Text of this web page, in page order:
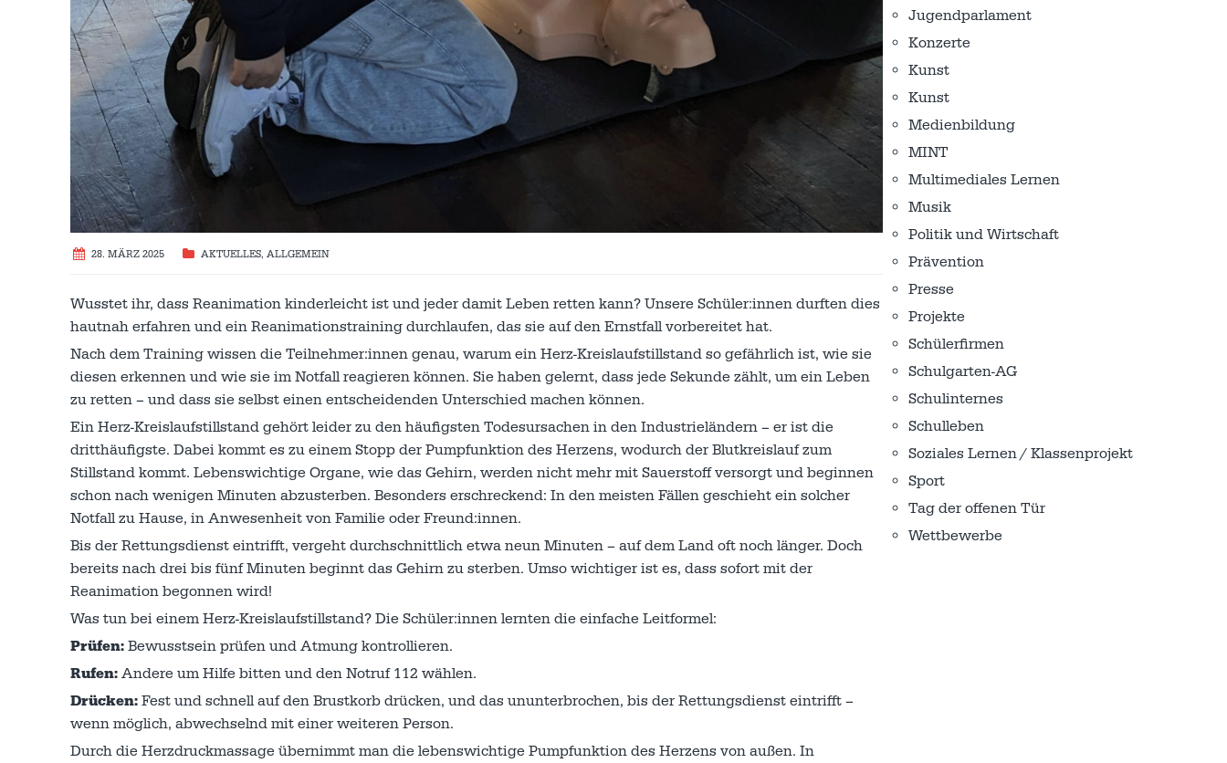
28. MÄRZ 2025 AKTUELLES, ALLGEMEIN
Wusstet ihr, dass Reanimation kinderleicht ist und jeder damit Leben retten kann? Unsere Schüler:innen durften dies
hautnah erfahren und ein Reanimationstraining durchlaufen, das sie auf den Ernstfall vorbereitet hat.
Nach dem Training wissen die Teilnehmer:innen genau, warum ein Herz-Kreislaufstillstand so gefährlich ist, wie sie
diesen erkennen und wie sie im Notfall reagieren können. Sie haben gelernt, dass jede Sekunde zählt, um ein Leben
zu retten – und dass sie selbst einen entscheidenden Unterschied machen können.
Ein Herz-Kreislaufstillstand gehört leider zu den häufigsten Todesursachen in den Industrieländern – er ist die
dritthäufigste. Dabei kommt es zu einem Stopp der Pumpfunktion des Herzens, wodurch der Blutkreislauf zum
Stillstand kommt. Lebenswichtige Organe, wie das Gehirn, werden nicht mehr mit Sauerstoff versorgt und beginnen
schon nach wenigen Minuten abzusterben. Besonders erschreckend: In den meisten Fällen geschieht ein solcher
Notfall zu Hause, in Anwesenheit von Familie oder Freund:innen.
Bis der Rettungsdienst eintrifft, vergeht durchschnittlich etwa neun Minuten – auf dem Land oft noch länger. Doch
bereits nach drei bis fünf Minuten beginnt das Gehirn zu sterben. Umso wichtiger ist es, dass sofort mit der
Reanimation begonnen wird!
Was tun bei einem Herz-Kreislaufstillstand? Die Schüler:innen lernten die einfache Leitformel:
Prüfen: Bewusstsein prüfen und Atmung kontrollieren.
Rufen: Andere um Hilfe bitten und den Notruf 112 wählen.
Drücken: Fest und schnell auf den Brustkorb drücken, und das ununterbrochen, bis der Rettungsdienst eintrifft –
wenn möglich, abwechselnd mit einer weiteren Person.
Durch die Herzdruckmassage übernimmt man die lebenswichtige Pumpfunktion des Herzens von außen. In
Jugendparlament
Konzerte
Kunst
Kunst
Medienbildung
MINT
Multimediales Lernen
Musik
Politik und Wirtschaft
Prävention
Presse
Projekte
Schülerfirmen
Schulgarten-AG
Schulinternes
Schulleben
Soziales Lernen / Klassenprojekt
Sport
Tag der offenen Tür
Wettbewerbe